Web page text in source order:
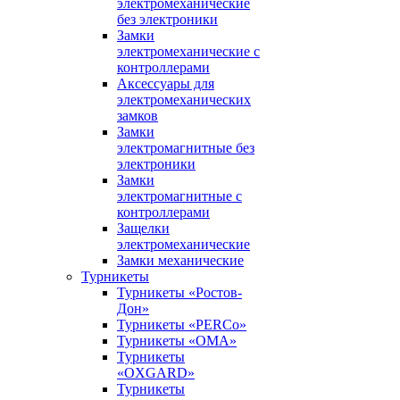
электромеханические
без электроники
Замки
электромеханические с
контроллерами
Аксессуары для
электромеханических
замков
Замки
электромагнитные без
электроники
Замки
электромагнитные с
контроллерами
Защелки
электромеханические
Замки механические
Турникеты
Турникеты «Ростов-
Дон»
Турникеты «PERCo»
Турникеты «ОМА»
Турникеты
«OXGARD»
Турникеты